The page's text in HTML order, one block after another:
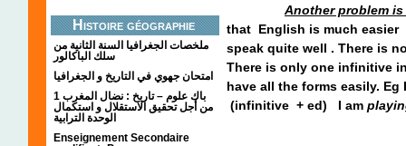
Histoire géographie
ملخصات الجغرافيا السنة الثانية من
سلك الباكالور
امتحان جهوي في التاريخ و الجغرافيا
1 باك علوم – تاريخ : نضال المغرب
من أجل تحقيق الاستقلال و استكمال
الوحدة الترابية
Enseignement Secondaire
Another problem
that English is much
speak quite well . There is
There is only one infinitive
have all the forms easily.
(infinitive + ed) I am